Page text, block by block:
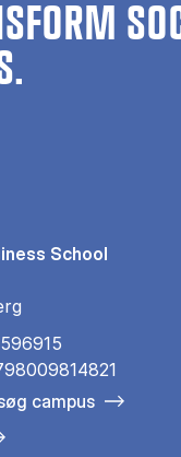
School
campus